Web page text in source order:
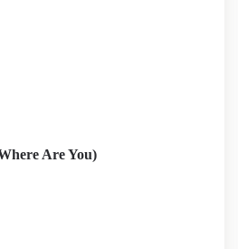
Are You)